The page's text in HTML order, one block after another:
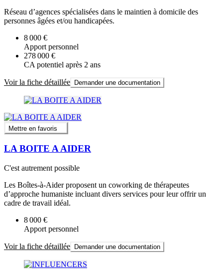
Réseau d’agences spécialisées dans le maintien à domicile des
personnes âgées et/ou handicapées.
8 000 €
Apport personnel
278 000 €
CA potentiel après 2 ans
Voir la fiche détaillée Demander une documentation
Mettre en favoris
LA BOITE A AIDER
C'est autrement possible
Les Boîtes-à-Aider proposent un coworking de thérapeutes
d’approche humaniste incluant divers services pour leur offrir un
cadre de travail idéal.
8 000 €
Apport personnel
Voir la fiche détaillée Demander une documentation